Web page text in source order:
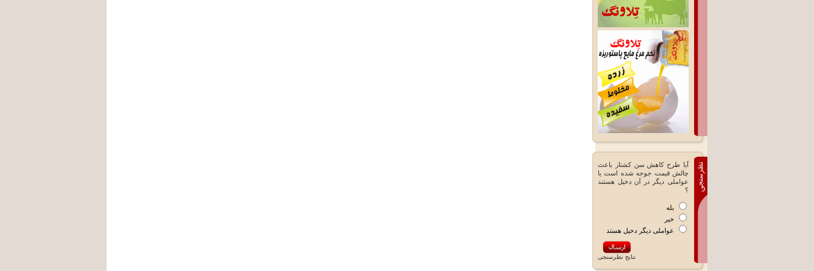
آیا طرح کاهش سن کشتار باعث
چالش قیمت جوجه شده است یا
عواملی دیگر در آن دخیل هستند
؟
بله
خیر
عواملی دیگر دخیل هستد
نتايج نظرسنجی